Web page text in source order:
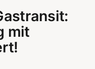
mit